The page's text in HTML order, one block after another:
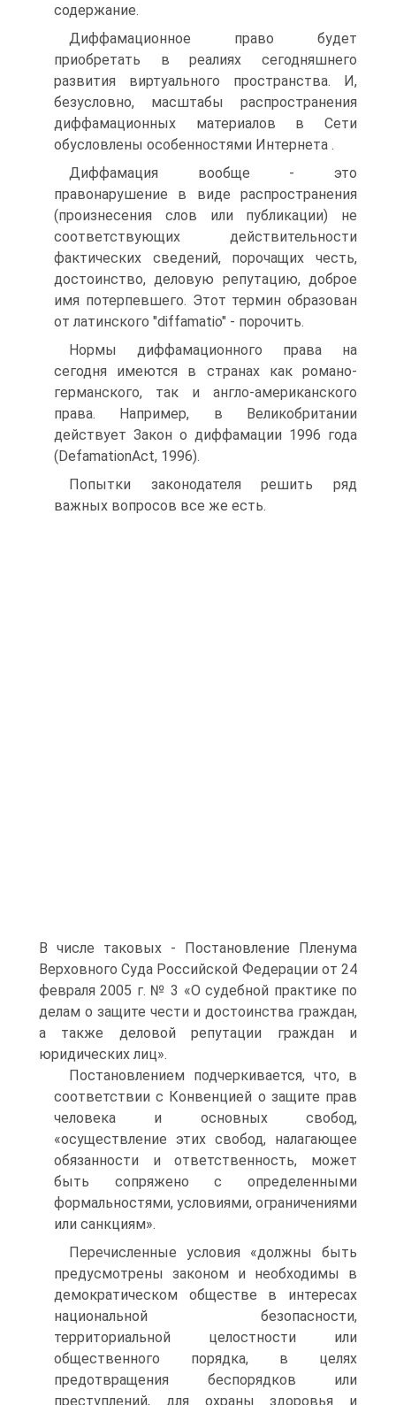
содержание.
Диффамационное право будет
приобретать в реалиях сегодняшнего
развития виртуального пространства. И,
безусловно, масштабы распространения
диффамационных материалов в Сети
обусловлены особенностями Интернета .
Диффамация вообще - это
правонарушение в виде распространения
(произнесения слов или публикации) не
соответствующих действительности
фактических сведений, порочащих честь,
достоинство, деловую репутацию, доброе
имя потерпевшего. Этот термин образован
от латинского "diffamatio" - порочить.
Нормы диффамационного права на
сегодня имеются в странах как романо-
германского, так и англо-американского
права. Например, в Великобритании
действует Закон о диффамации 1996 года
(DefamationAct, 1996).
Попытки законодателя решить ряд
важных вопросов все же есть.
В числе таковых - Постановление Пленума
Верховного Суда Российской Федерации от 24
февраля 2005 г. № 3 «О судебной практике по
делам о защите чести и достоинства граждан,
а также деловой репутации граждан и
юридических лиц».
Постановлением подчеркивается, что, в
соответствии с Конвенцией о защите прав
человека и основных свобод,
«осуществление этих свобод, налагающее
обязанности и ответственность, может
быть сопряжено с определенными
формальностями, условиями, ограничениями
или санкциям».
Перечисленные условия «должны быть
предусмотрены законом и необходимы в
демократическом обществе в интересах
национальной безопасности,
территориальной целостности или
общественного порядка, в целях
предотвращения беспорядков или
преступлений, для охраны здоровья и